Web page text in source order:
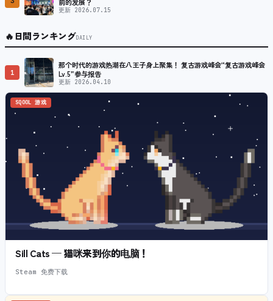
更新 2026.07.15
🔥日間ランキングDAILY
1
那个时代的游戏热潮在八王子身上聚集！ 复古游戏峰会“复古游戏峰会
Lv.5”参与报告
更新 2026.04.10
SQOOL 游戏
Sill Cats — 猫咪来到你的电脑！
Steam 免费下载